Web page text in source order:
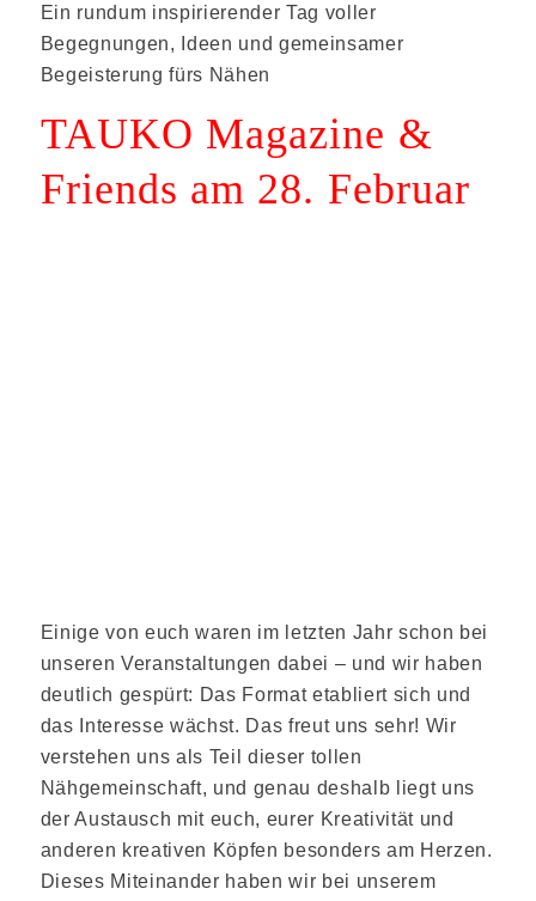
Ein rundum inspirierender Tag voller
Begegnungen, Ideen und gemeinsamer
Begeisterung fürs Nähen
TAUKO Magazine &
Friends am 28. Februar
Einige von euch waren im letzten Jahr schon bei
unseren Veranstaltungen dabei – und wir haben
deutlich gespürt: Das Format etabliert sich und
das Interesse wächst. Das freut uns sehr! Wir
verstehen uns als Teil dieser tollen
Nähgemeinschaft, und genau deshalb liegt uns
der Austausch mit euch, eurer Kreativität und
anderen kreativen Köpfen besonders am Herzen.
Dieses Miteinander haben wir bei unserem